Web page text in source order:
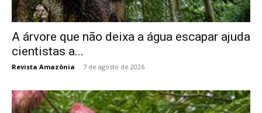
A árvore que não deixa a água escapar ajuda
cientistas a...
Revista Amazônia - 7 de agosto de 2026